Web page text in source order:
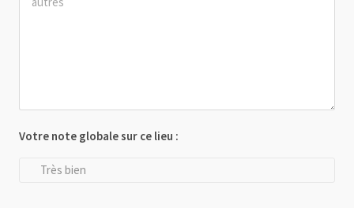
Votre note globale sur ce lieu :
Très bien